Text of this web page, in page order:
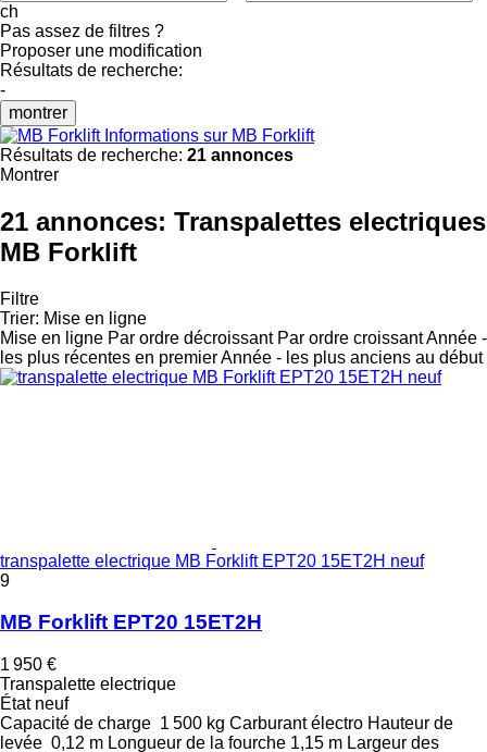
ch
Pas assez de filtres ?
Proposer une modification
Résultats de recherche:
-
montrer
Informations sur MB Forklift
Résultats de recherche: 21 annonces
Montrer
21 annonces: Transpalettes electriques
MB Forklift
Filtre
Trier: Mise en ligne
Mise en ligne Par ordre décroissant Par ordre croissantAnnée -
les plus récentes en premierAnnée - les plus anciens au début
transpalette electrique MB Forklift EPT20 15ET2H neuf
9
MB Forklift EPT20 15ET2H
1 950 €
Transpalette electrique
Étatneuf
Capacité de charge 1 500 kg Carburant électro Hauteur de
levée 0,12 m Longueur de la fourche 1,15 m Largeur des